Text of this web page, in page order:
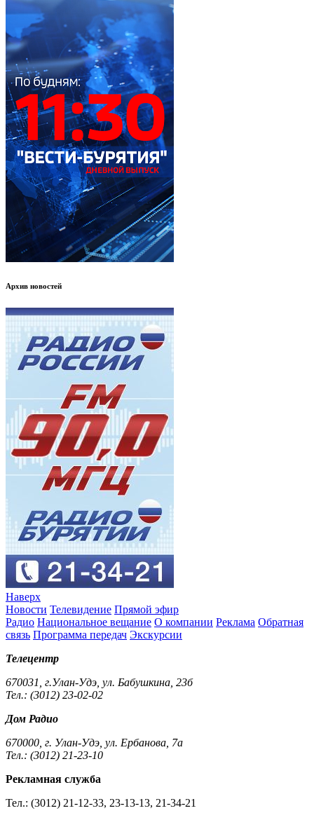
Архив новостей
Наверх
Новости Телевидение Прямой эфир
Радио Национальное вещание О компании Реклама Обратная
связь Программа передач Экскурсии
Телецентр
670031, г.Улан-Удэ, ул. Бабушкина, 23б
Тел.: (3012) 23-02-02
Дом Радио
670000, г. Улан-Удэ, ул. Ербанова, 7а
Тел.: (3012) 21-23-10
Рекламная служба
Тел.: (3012) 21-12-33, 23-13-13, 21-34-21